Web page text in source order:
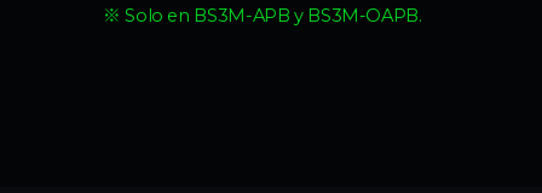
※ Solo en BS3M-APB y BS3M-OAPB.